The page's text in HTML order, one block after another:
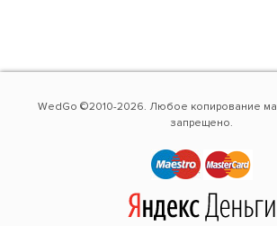
WedGo ©2010-2026. Любое копирование
запрещено.